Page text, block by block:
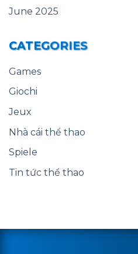
June 2025
CATEGORIES
Games
Giochi
Jeux
Nhà cái thể thao
Spiele
Tin tức thể thao